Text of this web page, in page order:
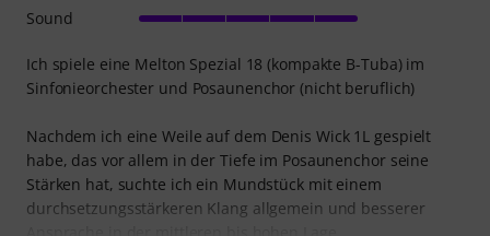
Ich spiele eine Melton Spezial 18 (kompakte B-Tuba) im
Sinfonieorchester und Posaunenchor (nicht beruflich)
Nachdem ich eine Weile auf dem Denis Wick 1L gespielt
habe, das vor allem in der Tiefe im Posaunenchor seine
Stärken hat, suchte ich ein Mundstück mit einem
durchsetzungsstärkeren Klang allgemein und besserer
Sound